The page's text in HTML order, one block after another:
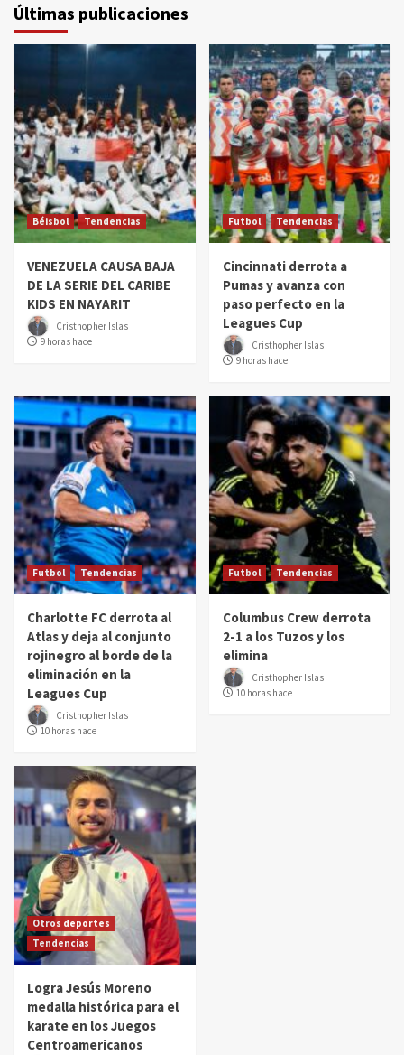
Últimas publicaciones
Béisbol Tendencias
VENEZUELA CAUSA BAJA
DE LA SERIE DEL CARIBE
KIDS EN NAYARIT
Cristhopher Islas
9 horas hace
Futbol Tendencias
Cincinnati derrota a
Pumas y avanza con
paso perfecto en la
Leagues Cup
Cristhopher Islas
9 horas hace
Futbol Tendencias
Charlotte FC derrota al
Atlas y deja al conjunto
rojinegro al borde de la
eliminación en la
Leagues Cup
Cristhopher Islas
10 horas hace
Futbol Tendencias
Columbus Crew derrota
2-1 a los Tuzos y los
elimina
Cristhopher Islas
10 horas hace
Otros deportes
Tendencias
Logra Jesús Moreno
medalla histórica para el
karate en los Juegos
Centroamericanos